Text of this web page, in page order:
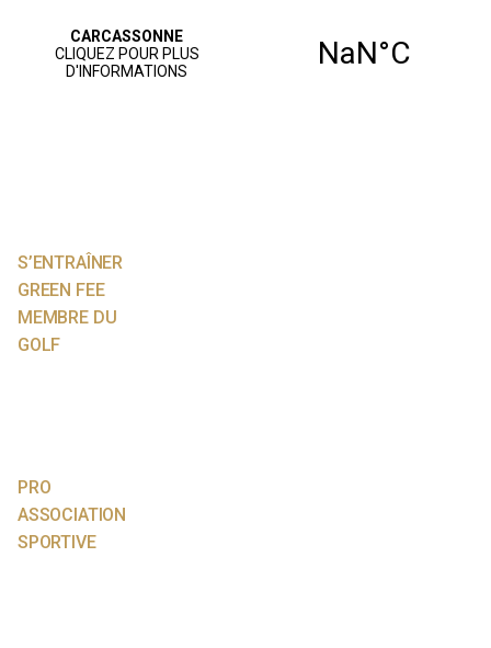
S’ENTRAÎNER
GREEN FEE
MEMBRE DU
GOLF
PRO
ASSOCIATION
SPORTIVE